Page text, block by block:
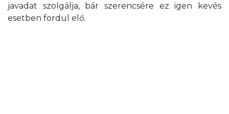
javadat szolgálja, bár szerencsére ez igen kevés
esetben fordul elő.